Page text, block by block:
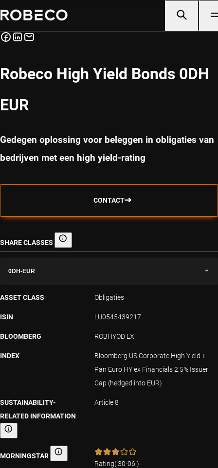
Robeco High Yield Bonds 0DH
EUR
Gedegen oplossing voor beleggen in obligaties van
bedrijven met een high yield-rating
CONTACT
SHARE CLASSES Share classes
0DH-EUR
ASSET CLASS Obligaties
ISIN LU0545439217
BLOOMBERG ROBHYOD LX
INDEX
Bloomberg US Corporate High Yield +
Pan Euro HY ex Financials 2.5% Issuer
Cap (hedged into EUR)
SUSTAINABILITY-
RELATED INFORMATION
Sustainability-related information
Article 8
MORNINGSTAR Morningstar
Rating(30-06 )